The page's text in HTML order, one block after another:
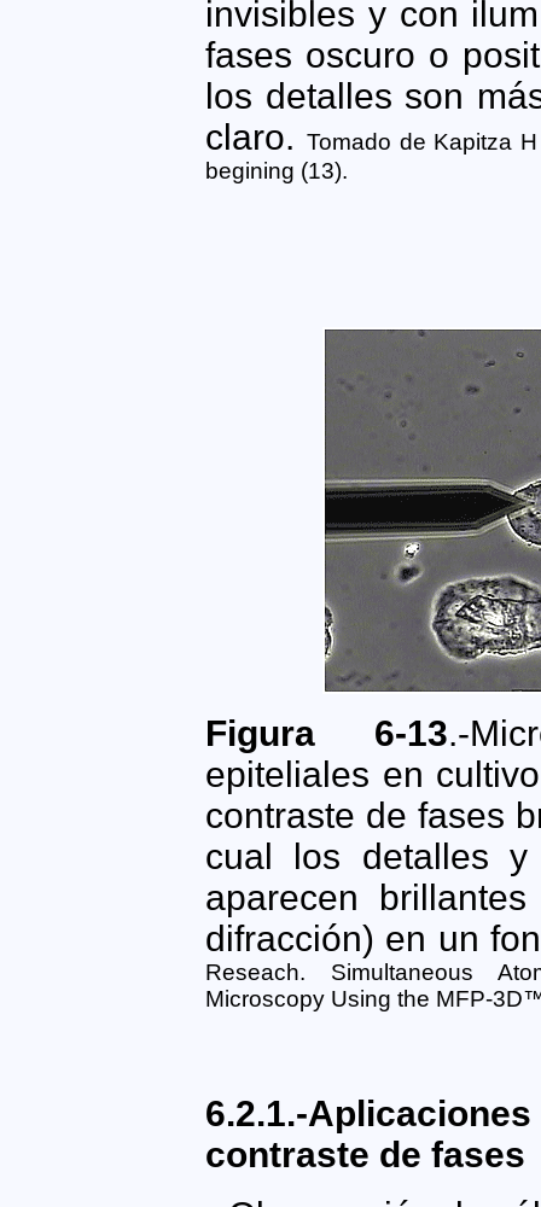
invisibles y con
fases oscuro o
los detalles son
claro. Tomado de Kapitza
begining (13).
Figura 6-13.-
epiteliales en
contraste de fases
cual los detalles
aparecen
difracción) en un
Reseach. Simultaneous
Microscopy Using the MFP-
6.2.1.-
contraste de fases